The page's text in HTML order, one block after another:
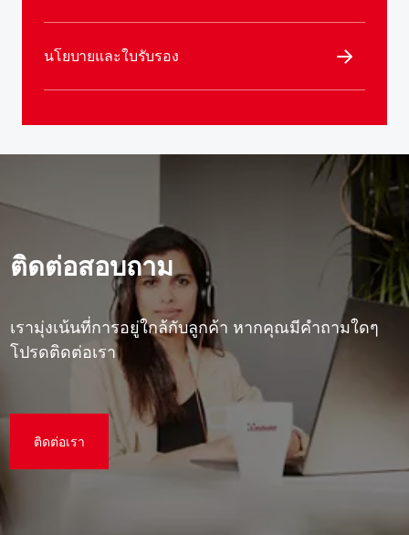
นโยบายและใบรับรอง
ติดต่อสอบถาม
เรามุ่งเน้นที่การอยู่ใกล้กับลูกค้า หากคุณมีคําถามใดๆ
โปรดติดต่อเรา
ติดต่อเรา